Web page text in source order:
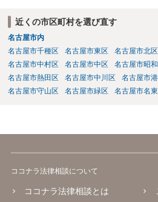
近くの市区町村を選び直す
名古屋市内
名古屋市千種区
名古屋市東区 名古屋市北区
名古屋市中村区
名古屋市中区 名古屋市昭
名古屋市熱田区
名古屋市中川区 名古屋市
名古屋市守山区
名古屋市緑区 名古屋市名
ココナラ法律相談について
ココナラ法律相談とは